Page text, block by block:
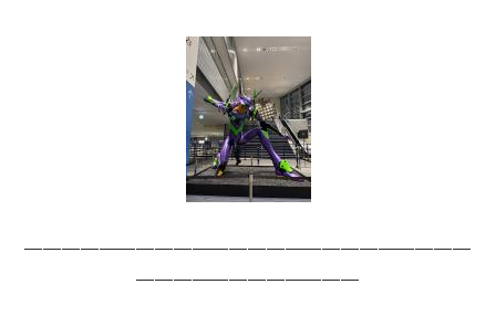
――――――――――――――――――――――――
――――――――――――